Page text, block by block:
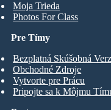
Moja Trieda
Photos For Class
Pre Tímy
Bezplatná Skúšobná
Obchodné Zdroje
Vytvorte pre Prácu
Pripojte sa k Môjmu